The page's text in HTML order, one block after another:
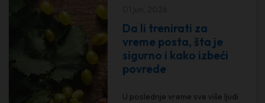
Da li trenirati za
vreme posta, šta je
sigurno i kako izbeći
povrede
U poslednje vreme sve više ljudi